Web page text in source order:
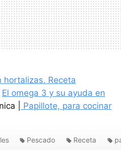
hortalizas. Receta
El omega 3 y su ayuda en
|
Papillote, para cocinar
Pescado Receta